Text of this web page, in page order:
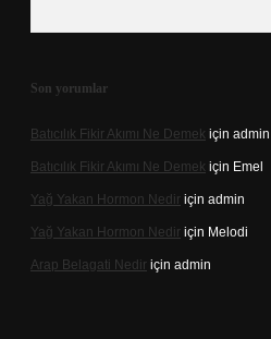
Son yorumlar
Batıcılık Fikir Akımı Ne Demek için admin
Batıcılık Fikir Akımı Ne Demek için Emel
Yağ Yakan Hormon Nedir için admin
Yağ Yakan Hormon Nedir için Melodi
Arap Belagati Nedir için admin